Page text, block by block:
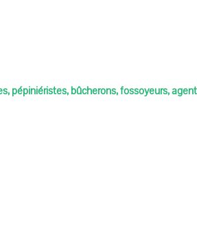
pépiniéristes, bûcherons, fossoyeurs,